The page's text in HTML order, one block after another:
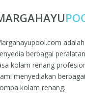
berbagai
kolam renang
menyediakan
kolam renang.